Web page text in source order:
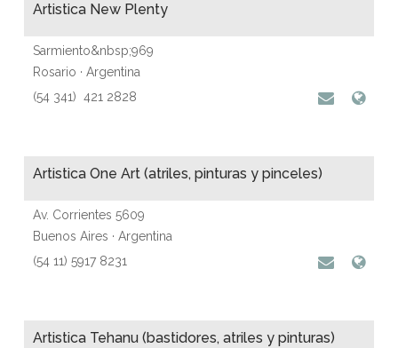
Artistica New Plenty
Sarmiento&nbsp;969
Rosario · Argentina
(54 341) 421 2828
Artistica One Art (atriles, pinturas y pinceles)
Av. Corrientes 5609
Buenos Aires · Argentina
(54 11) 5917 8231
Artistica Tehanu (bastidores, atriles y pinturas)